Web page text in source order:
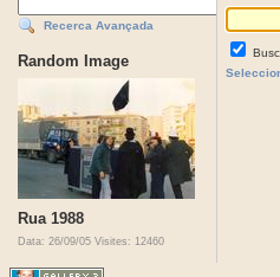
Recerca Avançada
Random Image
Rua 1988
Data: 26/09/05 Visites: 12460